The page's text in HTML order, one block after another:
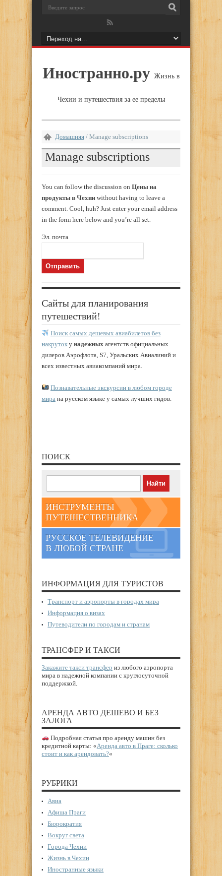
Иностранно.ру Жизнь в
Чехии и путешествия за ее пределы
Домашняя / Manage subscriptions
Manage subscriptions
You can follow the discussion on Цены на
продукты в Чехии without having to leave a
comment. Cool, huh? Just enter your email address
in the form here below and you’re all set.
Эл. почта
Сайты для планирования
путешествий!
Поиск самых дешевых авиабилетов без
накруток у надежных агентств официальных
дилеров Аэрофлота, S7, Уральских Авиалиний и
всех известных авиакомпаний мира.
Познавательные экскурсии в любом городе
мира на русском языке у самых лучших гидов.
ПОИСК
ИНСТРУМЕНТЫ
ПУТЕШЕСТВЕННИКА
РУССКОЕ ТЕЛЕВИДЕНИЕ
В ЛЮБОЙ СТРАНЕ
ИНФОРМАЦИЯ ДЛЯ ТУРИСТОВ
Транспорт и аэропорты в городах мира
Информация о визах
Путеводители по городам и странам
ТРАНСФЕР И ТАКСИ
Закажите такси трансфер из любого аэропорта
мира в надежной компании с круглосуточной
поддержкой.
АРЕНДА АВТО ДЕШЕВО И БЕЗ
ЗАЛОГА
Подробная статья про аренду машин без
кредитной карты: «Аренда авто в Праге: сколько
стоит и как арендовать?«
РУБРИКИ
Авиа
Афиша Праги
Бюрократия
Вокруг света
Города Чехии
Жизнь в Чехии
Иностранные языки